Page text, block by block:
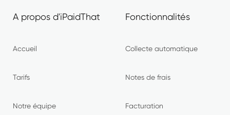
A propos d'iPaidThat
Accueil
Tarifs
Notre équipe
Fonctionnalités
Collecte automatique
Notes de frais
Facturation